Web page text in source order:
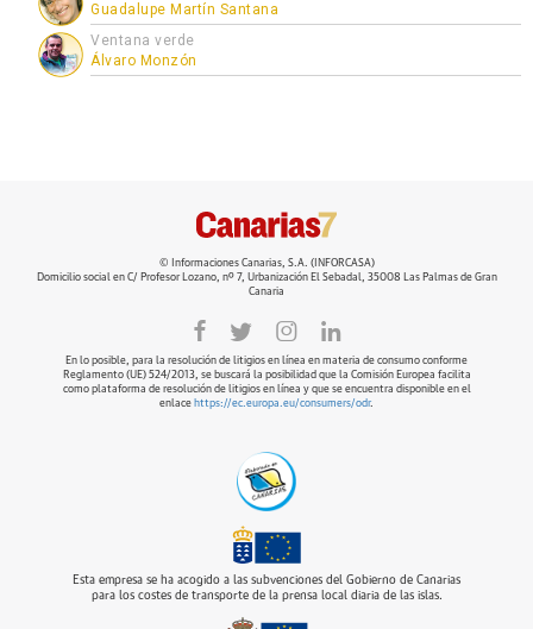
Guadalupe Martín Santana
Ventana verde
Álvaro Monzón
© Informaciones Canarias, S.A. (INFORCASA)
Domicilio social en C/ Profesor Lozano, nº 7, Urbanización El Sebadal, 35008 Las Palmas de Gran
Canaria
En lo posible, para la resolución de litigios en línea en materia de consumo conforme
Reglamento (UE) 524/2013, se buscará la posibilidad que la Comisión Europea facilita
como plataforma de resolución de litigios en línea y que se encuentra disponible en el
enlace https://ec.europa.eu/consumers/odr.
Esta empresa se ha acogido a las subvenciones del Gobierno de Canarias
para los costes de transporte de la prensa local diaria de las islas.